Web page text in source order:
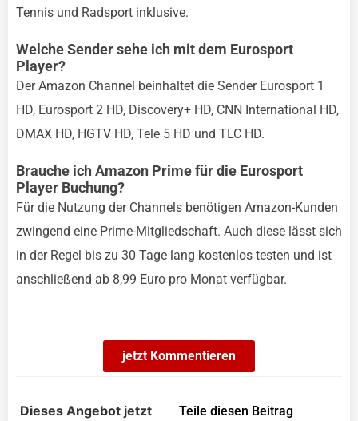
Tennis und Radsport inklusive.
Welche Sender sehe ich mit dem Eurosport
Player?
Der Amazon Channel beinhaltet die Sender Eurosport 1
HD, Eurosport 2 HD, Discovery+ HD, CNN International HD,
DMAX HD, HGTV HD, Tele 5 HD und TLC HD.
Brauche ich Amazon Prime für die Eurosport
Player Buchung?
Für die Nutzung der Channels benötigen Amazon-Kunden
zwingend eine Prime-Mitgliedschaft. Auch diese lässt sich
in der Regel bis zu 30 Tage lang kostenlos testen und ist
anschließend ab 8,99 Euro pro Monat verfügbar.
jetzt Kommentieren
Dieses Angebot jetzt
Teile diesen Beitrag